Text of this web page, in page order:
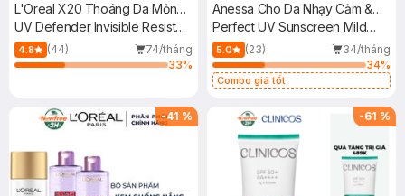
L'Oreal X20 Thoáng Da Mỏng
Nhẹ 50ml
UV Defender Invisible Resist
Daily Sunscreen SPF50+
PA++++
4.8 (44)
74/tháng
33%
Anessa Cho Da Nhạy Cảm &
Trẻ Em 60ml (Mới)
Perfect UV Sunscreen Mild
Milk (For Sensitive Skin)
SPF50+/PA++++
5.0 (23)
34/tháng
34%
Combo giá tốt
-41 % -61 %